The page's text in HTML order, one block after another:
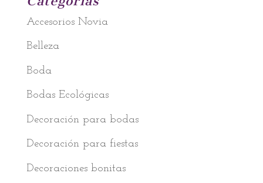
Accesorios Novia
Belleza
Boda
Bodas Ecológicas
Decoración para bodas
Decoración para fiestas
Decoraciones bonitas